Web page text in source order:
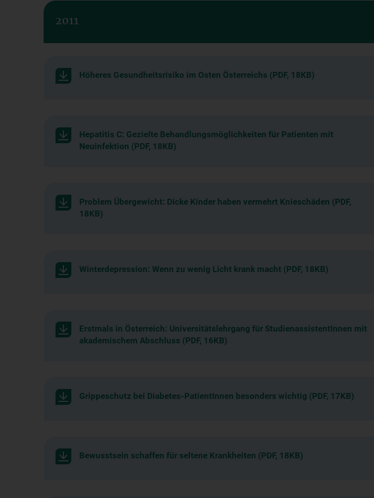
2011
Höheres Gesundheitsrisiko im Osten Österreichs (PDF, 18KB)
Hepatitis C: Gezielte Behandlungsmöglichkeiten für Patienten mit
Neuinfektion (PDF, 18KB)
Problem Übergewicht: Dicke Kinder haben vermehrt Knieschäden (PDF,
18KB)
Winterdepression: Wenn zu wenig Licht krank macht (PDF, 18KB)
Erstmals in Österreich: Universitätslehrgang für StudienassistentInnen mit
akademischem Abschluss (PDF, 16KB)
Grippeschutz bei Diabetes-PatientInnen besonders wichtig (PDF, 17KB)
Bewusstsein schaffen für seltene Krankheiten (PDF, 18KB)